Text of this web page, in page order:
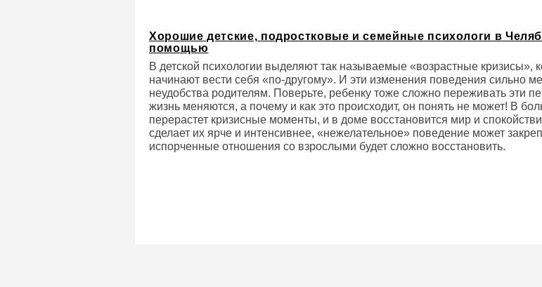
Хорошие детские, подростковые и семейные психологи в
помощью
В детской психологии выделяют так называемые «возрастные кризисы»,
начинают вести себя «по-другому». И эти изменения поведения сильно
неудобства родителям. Поверьте, ребенку тоже сложно переживать эти
жизнь меняются, а почему и как это происходит, он понять не может! В
перерастет кризисные моменты, и в доме восстановится мир и
сделает их ярче и интенсивнее, «нежелательное» поведение может
испорченные отношения со взрослыми будет сложно восстановить.